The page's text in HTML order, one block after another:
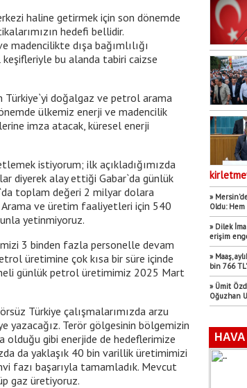
haline getirmek için son dönemde
hedefi bellidir.
madencilikte dışa bağımlılığı
bu alanda tabiri caizse
Türkiye`yi doğalgaz ve petrol arama
ülkemiz enerji ve madencilik
imza atacak, küresel enerji
istiyorum; ilk açıkladığımızda
diyerek alay ettiği Gabar`da günlük
toplam değeri 2 milyar dolara
ve üretim faaliyetleri için 540
yetinmiyoruz.
3 binden fazla personelle devam
üretimine çok kısa bir süre içinde
günlük petrol üretimimiz 2025 Mart
Türkiye çalışmalarımızda arzu
yazacağız. Terör gölgesinin bölgemizin
olduğu gibi enerjide de hedeflerimize
da yaklaşık 40 bin varillik üretimimizi
fazı başarıyla tamamladık. Mevcut
gaz üretiyoruz.
»
Oldu:
» Dilek
erişim
» Maaş,
bin 766
» Ümit
Oğuzhan